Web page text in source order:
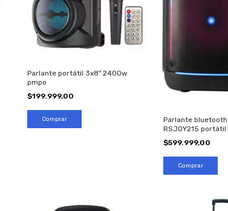
Parlante portátil 3x8" 2400w
pmpo
$199.999,00
Parlante bluetooth
RSJOY215 portátil
micrófono
$599.999,00